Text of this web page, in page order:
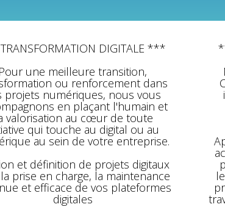
DIGITALE ***
Pour une meilleure transition,
ou renforcement dans
projets numériques, nous vous
en plaçant l'humain et
valorisation au cœur de toute
qui touche au digital ou au
au sein de votre entreprise.
et définition de projets digitaux
prise en charge, la maintenance
et efficace de vos plateformes
digitales